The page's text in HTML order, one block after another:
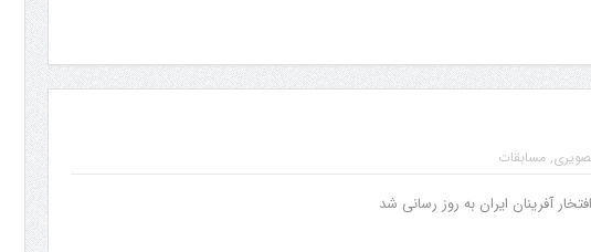
,مسابقات
آفرینان ایران به روز رسانی شد